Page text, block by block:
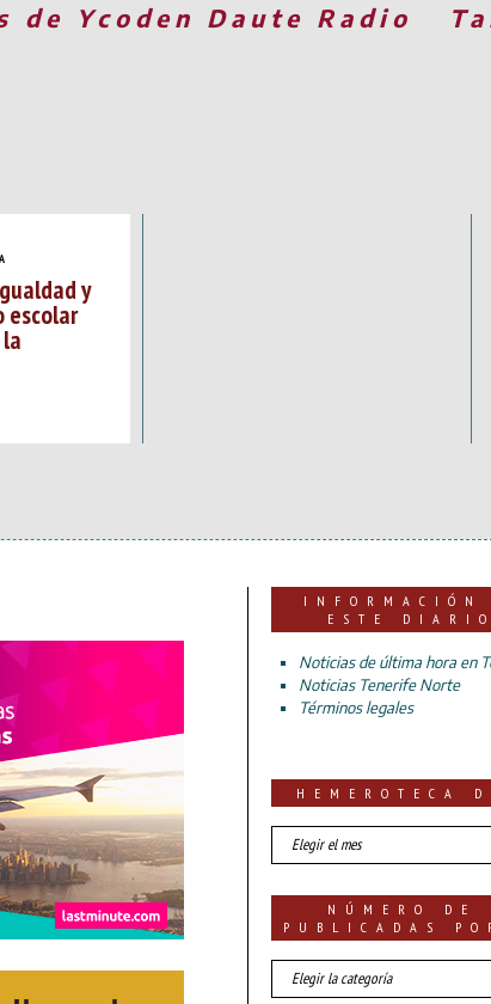
de Ycoden Daute Radio
y
escolar
INFORMACIÓN
ESTE
Noticias de última hora en
Noticias Tenerife Norte
Términos legales
HEMEROTECA
HEMEROTECA
DE
NÚMERO DE
PUBLICADAS
número
de